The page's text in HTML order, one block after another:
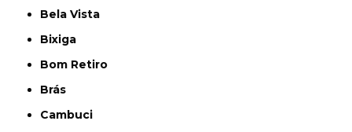
Bela Vista
Bixiga
Bom Retiro
Brás
Cambuci